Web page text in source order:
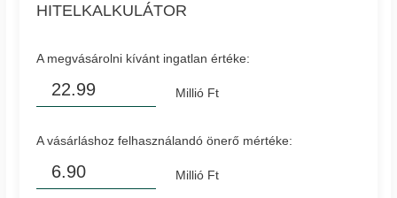
HITELKALKULÁTOR
A megvásárolni kívánt ingatlan értéke:
Millió Ft
A vásárláshoz felhasználandó önerő mértéke:
Millió Ft